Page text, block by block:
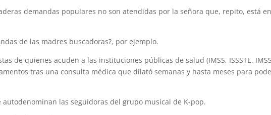
demandas populares no son atendidas por la señora que, repito, está en
de las madres buscadoras?, por ejemplo.
de quienes acuden a las instituciones públicas de salud (IMSS, ISSSTE. IMSS
tras una consulta médica que dilató semanas y hasta meses para
autodenominan las seguidoras del grupo musical de K-pop.